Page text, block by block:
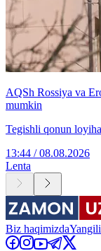
AQSh Rossiya va
mumkin
Tegishli qonun
13:44 / 08.08.2026
Lenta
Biz haqimizda